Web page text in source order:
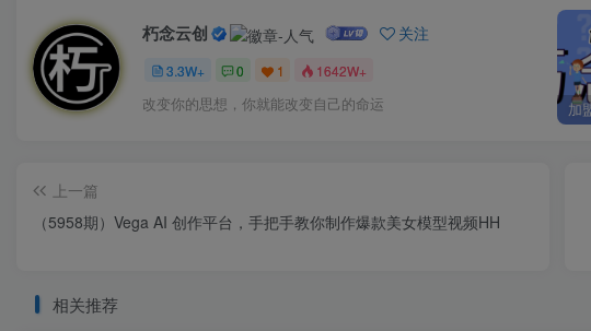
朽念云创 关注
3.3W+ 0 1 1642W+
改变你的思想，你就能改变自己的命运
上一篇
（5958期）Vega AI 创作平台，手把手教你制作爆款美女模型视频HH
相关推荐